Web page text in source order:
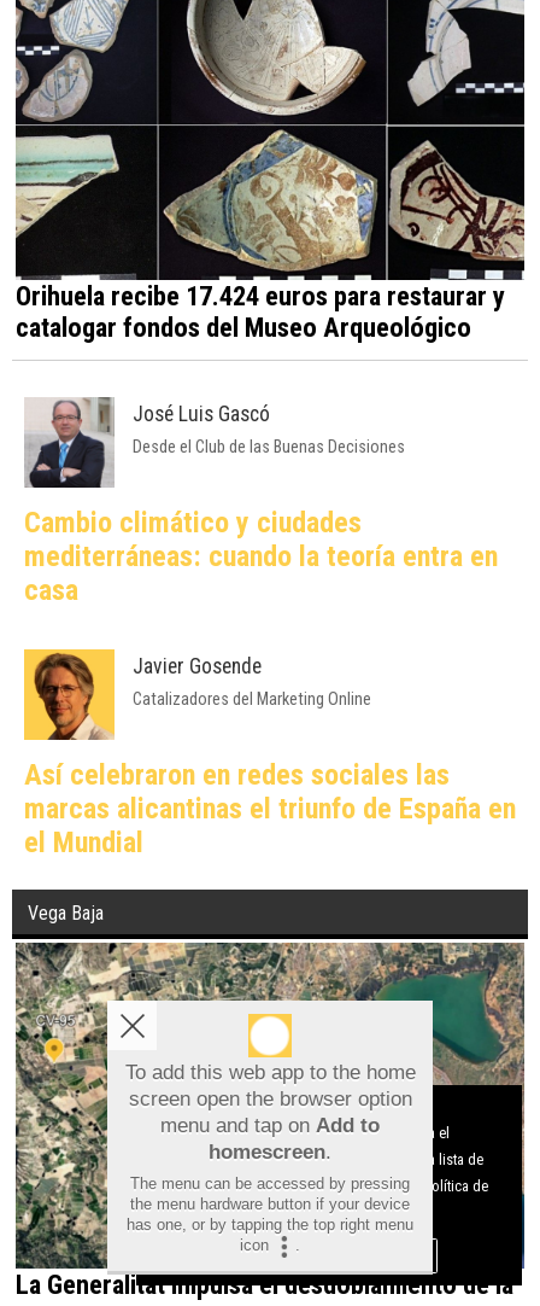
Orihuela recibe 17.424 euros para restaurar y
catalogar fondos del Museo Arqueológico
José Luis Gascó
Desde el Club de las Buenas Decisiones
Cambio climático y ciudades
mediterráneas: cuando la teoría entra en
casa
Javier Gosende
Catalizadores del Marketing Online
Así celebraron en redes sociales las
marcas alicantinas el triunfo de España en
el Mundial
Vega Baja
La Generalitat impulsa el desdoblamiento de la
To add this web app to the home
screen open the browser option
menu and tap on Add to
homescreen.
The menu can be accessed by pressing
the menu hardware button if your device
has one, or by tapping the top right menu
icon
.
Aviso sobre el Uso de cookies:
Utilizamos cookies nuestras y de terceros para el
funcionamiento del digital. Puedes consultar la lista de
cookies y como desconectarlas. Ver nuestra Política de
Privacidad y Cookies
Aceptar Cookies